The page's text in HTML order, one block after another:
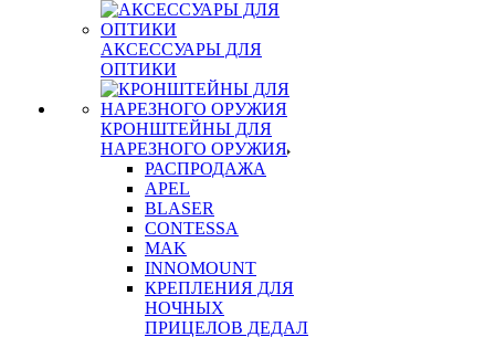
АКСЕССУАРЫ ДЛЯ
ОПТИКИ
КРОНШТЕЙНЫ ДЛЯ
НАРЕЗНОГО ОРУЖИЯ
РАСПРОДАЖА
APEL
BLASER
CONTESSA
MAK
INNOMOUNT
КРЕПЛЕНИЯ ДЛЯ
НОЧНЫХ
ПРИЦЕЛОВ ДЕДАЛ